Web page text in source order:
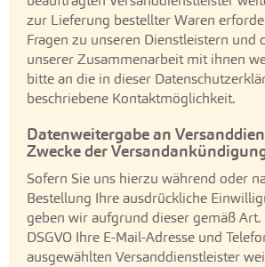
zur Lieferung bestellter Waren
Fragen zu unseren Dienstleistern und
unserer Zusammenarbeit mit ihnen
bitte an die in dieser
beschriebene Kontaktmöglichkeit.
Datenweitergabe an
Zwecke der
Sofern Sie uns hierzu während oder
Bestellung Ihre ausdrückliche
geben wir aufgrund dieser gemäß Art.
DSGVO Ihre E-Mail-Adresse und
ausgewählten Versanddienstleister